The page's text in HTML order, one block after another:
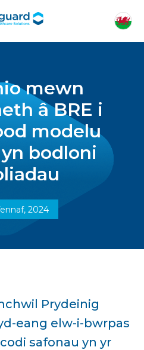
mewn
â BRE i
modelu
bodloni
2024
Prydeinig
eang elw-i-bwrpas
safonau yn yr